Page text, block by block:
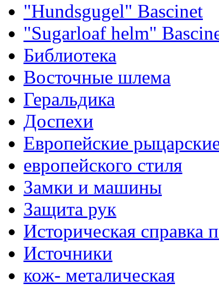
"Hundsgugel" Bascinet
"Sugarloaf helm"
Библиотека
Восточные шлема
Геральдика
Доспехи
Европейские
европейского стиля
Замки и машины
Защита рук
Историческая справка
Источники
кож- металическая